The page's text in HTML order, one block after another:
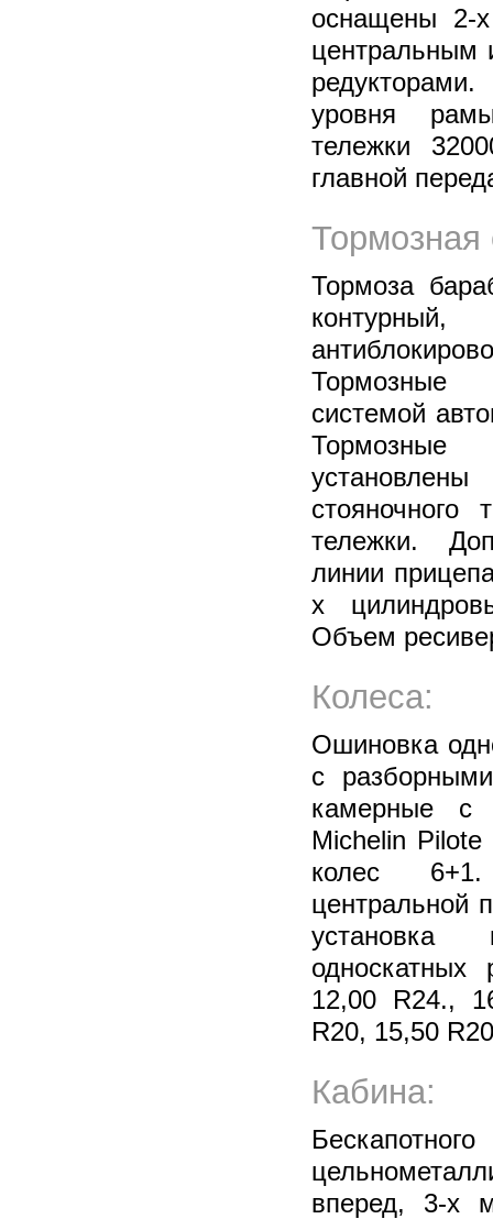
оснащены 2-х
центральным
уровня
тележки
главной
Тормозная
Тормоза
Тормозные
системой
Тормозные
стояночного
тележки.
линии
х
Объем
Колеса:
Ошиновка
с
камерные с
Michelin
колес 6+1.
центральной
установка
односкатных
12,00 R24.,
R20, 15,50
Кабина:
вперед, 3-х